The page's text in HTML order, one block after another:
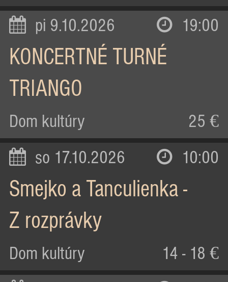
pi 9.10.2026 19:00
KONCERTNÉ TURNÉ
TRIANGO
Dom kultúry 25 €
so 17.10.2026 10:00
Smejko a Tanculienka -
Z rozprávky
Dom kultúry 14 - 18 €